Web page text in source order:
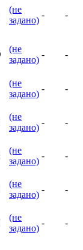
(не
задано)
- -
(не
задано)
- -
(не
задано)
- -
(не
задано)
- -
(не
задано)
- -
(не
задано)
- -
(не
задано)
- -